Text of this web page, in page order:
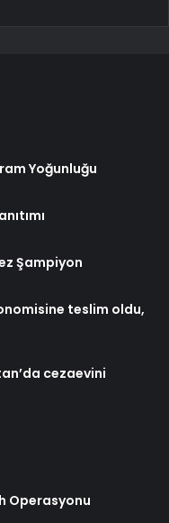
Yoğunluğu
Şampiyon
teslim oldu,
cezaevini
Operasyonu